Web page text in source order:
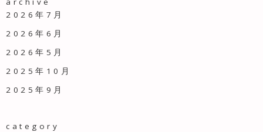
2026年7月
2026年6月
2026年5月
2025年10月
2025年9月
category